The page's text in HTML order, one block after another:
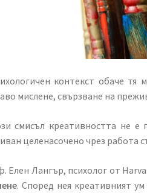
контекст обаче
мислене, свързване на
смисъл креативността не е
целенасочено чрез работа
Елен Лангър, психолог от
. Според нея креативният